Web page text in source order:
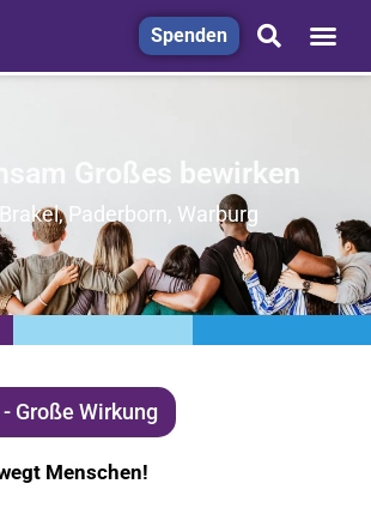
Spenden
Großes bewirken
Brakel, Paderborn, Warburg
Große Wirkung
Menschen!